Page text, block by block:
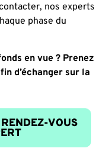
nos experts
phase du
en vue ? Prenez
d’échanger sur la
VOUS